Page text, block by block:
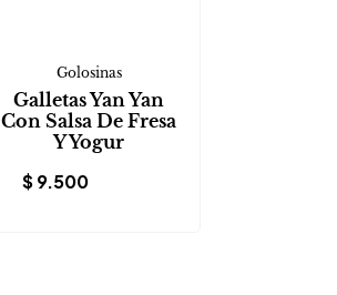
Golosinas
Galletas Yan Yan
Con Salsa De Fresa
Y Yogur
$9.500